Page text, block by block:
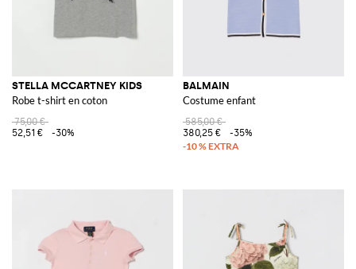
STELLA MCCARTNEY KIDS
Robe t-shirt en coton
75,00 €
52,51 €
-30%
BALMAIN
Costume enfant
585,00 €
380,25 €
-35%